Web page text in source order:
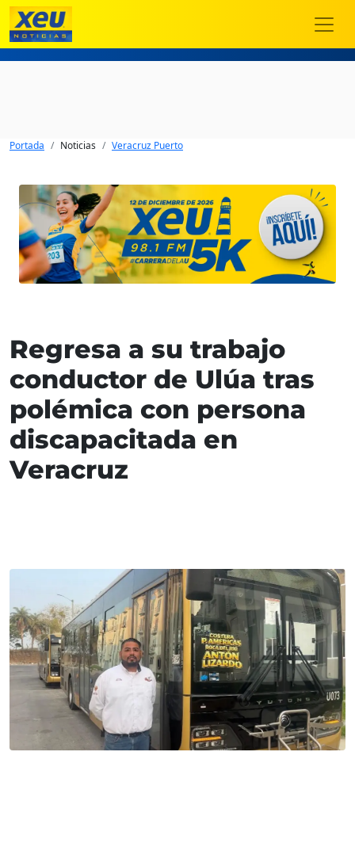
Portada Noticias Veracruz Puerto
Regresa a su trabajo
conductor de Ulúa tras
polémica con persona
discapacitada en
Veracruz